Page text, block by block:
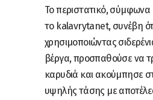
Το περιστατικό, σύμφωνα
το kalavrytanet, συνέβη
χρησιμοποιώντας
βέργα, προσπαθούσε να
καρυδιά και ακούμπησε
υψηλής τάσης με